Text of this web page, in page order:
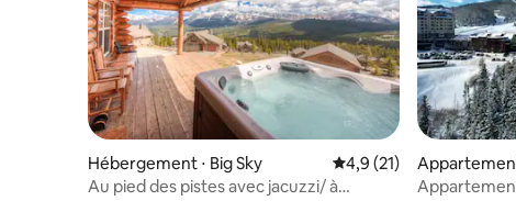
Hébergement ⋅ Big Sky Évaluation moyenne
4,9 (21)
Au pied des pistes avec jacuzzi/ à